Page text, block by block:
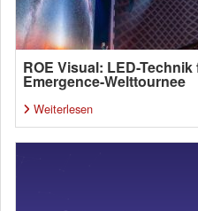
ROE Visual: LED-
Emergence-Welttournee
Weiterlesen